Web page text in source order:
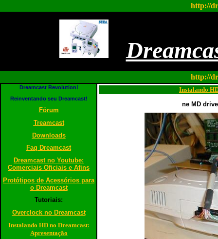
http://
http://
Dreamcast Revolution!
Reinventando seu Dreamcast!
Fórum
Treamcast
Downloads
Faq Dreamcast
Dreamcast no Youtube:
Comerciais Oficiais e Afins
Protótipos de Acessórios para
o Dreamcast
Tutoriais:
Overclock no Dreamcast
Instalando HD no Dreamcast:
Apresentação
Instalando
ne MD